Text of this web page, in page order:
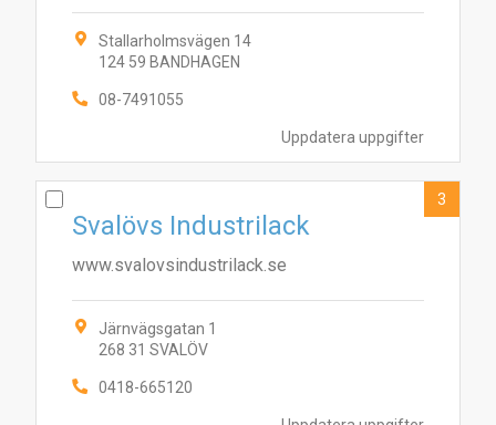
Uppdatera uppgifter
Stallarholmsvägen 14
124 59 BANDHAGEN
08-7491055
Svalövs Industrilack
www.svalovsindustrilack.se
Järnvägsgatan 1
268 31 SVALÖV
0418-665120
3